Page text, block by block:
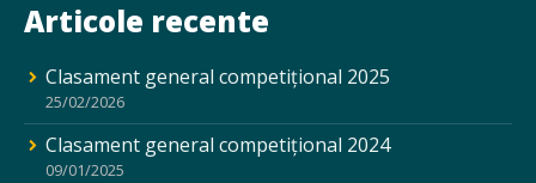
Articole recente
Clasament general competițional 2025
25/02/2026
Clasament general competițional 2024
09/01/2025